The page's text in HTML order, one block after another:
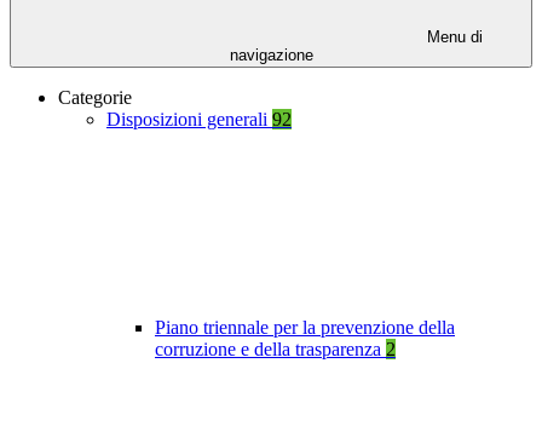
Menu di
navigazione
Categorie
Disposizioni generali 92
Piano triennale per la prevenzione della
corruzione e della trasparenza 2